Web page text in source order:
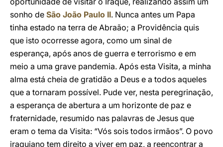
sonho de São João Paulo II. Nunca antes um Papa
tinha estado na terra de Abraão; a Providência quis
que isto ocorresse agora, como um sinal de
esperança, após anos de guerra e terrorismo e em
meio a uma grave pandemia. Após esta Visita, a minha
alma está cheia de gratidão a Deus e a todos aqueles
que a tornaram possível. Pude ver, nesta peregrinação,
a esperança de abertura a um horizonte de paz e
fraternidade, resumido nas palavras de Jesus que
eram o tema da Visita: “Vós sois todos irmãos”. O povo
iraquiano tem direito a viver em paz, a reencontrar a